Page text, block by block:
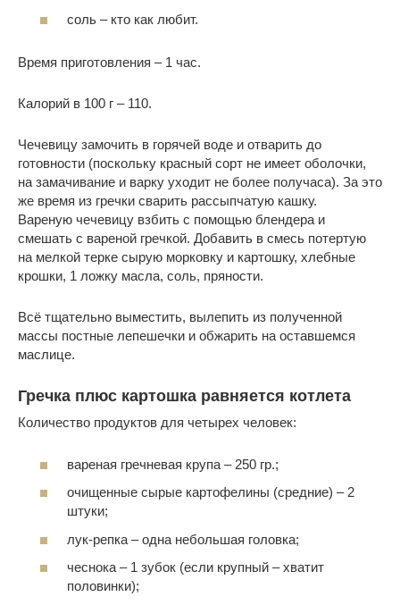
соль – кто как любит.
Время приготовления – 1 час.
Калорий в 100 г – 110.
Чечевицу замочить в горячей воде и отварить до
готовности (поскольку красный сорт не имеет оболочки,
на замачивание и варку уходит не более получаса). За это
же время из гречки сварить рассыпчатую кашку.
Вареную чечевицу взбить с помощью блендера и
смешать с вареной гречкой. Добавить в смесь потертую
на мелкой терке сырую морковку и картошку, хлебные
крошки, 1 ложку масла, соль, пряности.
Всё тщательно выместить, вылепить из полученной
массы постные лепешечки и обжарить на оставшемся
маслице.
Гречка плюс картошка равняется котлета
Количество продуктов для четырех человек:
вареная гречневая крупа – 250 гр.;
очищенные сырые картофелины (средние) – 2
штуки;
лук-репка – одна небольшая головка;
чеснока – 1 зубок (если крупный – хватит
половинки);